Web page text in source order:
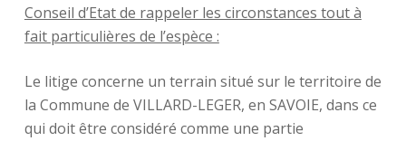
Conseil d’Etat de rappeler les circonstances tout à
fait particulières de l’espèce :
Le litige concerne un terrain situé sur le territoire de
la Commune de VILLARD-LEGER, en SAVOIE, dans ce
qui doit être considéré comme une partie